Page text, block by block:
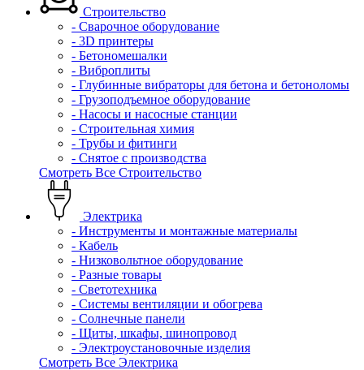
Строительство
- Сварочное оборудование
- 3D принтеры
- Бетономешалки
- Виброплиты
- Глубинные вибраторы для бетона и бетоноломы
- Грузоподъемное оборудование
- Насосы и насосные станции
- Строительная химия
- Трубы и фитинги
- Снятое с производства
Смотреть Все Строительство
Электрика
- Инструменты и монтажные материалы
- Кабель
- Низковольтное оборудование
- Разные товары
- Светотехника
- Системы вентиляции и обогрева
- Солнечные панели
- Щиты, шкафы, шинопровод
- Электроустановочные изделия
Смотреть Все Электрика